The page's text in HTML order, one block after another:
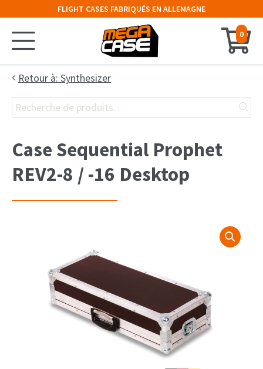
FLIGHT CASES FABRIQUÉS EN ALLEMAGNE
0
Accueil
Configurateur
Malles
Fait sur mesure
Retour à: Synthesizer
Recherche
pour :
Case Sequential Prophet
REV2-8 / -16 Desktop